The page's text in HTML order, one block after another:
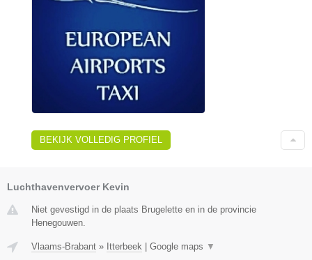
BEKIJK VOLLEDIG PROFIEL
Luchthavenvervoer Kevin
Niet gevestigd in de plaats Brugelette en in de provincie
Henegouwen.
Vlaams-Brabant » Itterbeek Google maps ▼